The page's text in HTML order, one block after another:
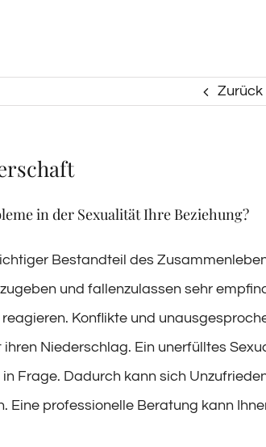
Zurück
in der Sexualität Ihre Beziehung?
Bestandteil des
und fallenzulassen sehr
Konflikte und
Niederschlag. Ein unerfülltes
Frage. Dadurch kann sich
Eine professionelle Beratung kann